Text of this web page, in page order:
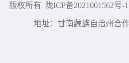
版权所有 陇ICP备2021001562号-
地址：甘南藏族自治州合